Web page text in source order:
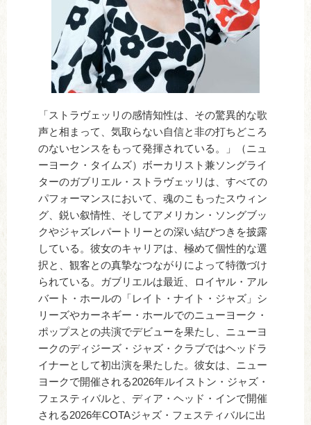
「ストラヴェッリの感情知性は、その驚異的な歌
声と相まって、気取らない自信と非の打ちどころ
のないセンスをもって発揮されている。」（ニュ
ーヨーク・タイムズ）ボーカリスト兼ソングライ
ターのガブリエル・ストラヴェッリは、すべての
パフォーマンスにおいて、魂のこもったスウィン
グ、鋭い叙情性、そしてアメリカン・ソングブッ
クやジャズレパートリーとの深い結びつきを披露
している。彼女のキャリアは、極めて個性的な選
択と、観客との真摯なつながりによって特徴づけ
られている。ガブリエルは最近、ロイヤル・アル
バート・ホールの「レイト・ナイト・ジャズ」シ
リーズやカーネギー・ホールでのニューヨーク・
ポップスとの共演でデビューを果たし、ニューヨ
ークのディジーズ・ジャズ・クラブではヘッドラ
イナーとして初出演を果たした。彼女は、ニュー
ヨークで開催される2026年ルイストン・ジャズ・
フェスティバルと、ディア・ヘッド・インで開催
される2026年COTAジャズ・フェスティバルに出